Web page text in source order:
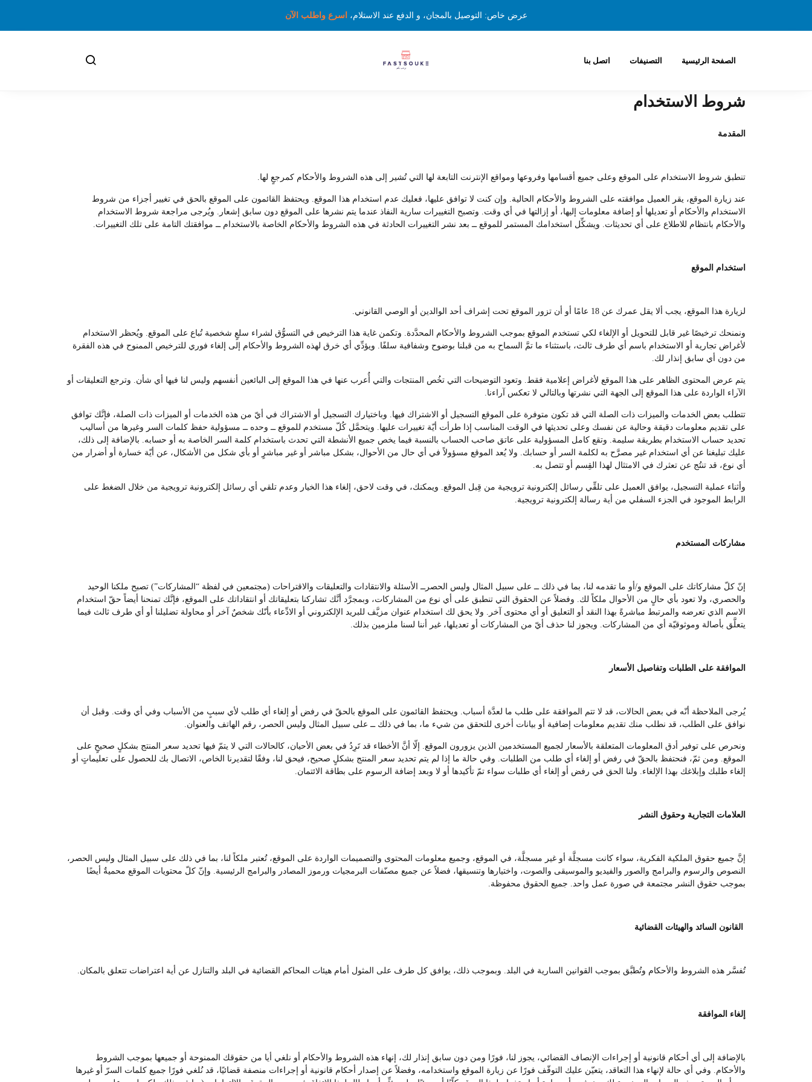
عرض خاص: التوصيل بالمجان، و الدفع عند الاستلام، اسرع واطلب الآن
الصفحة الرئيسية التصنيفات اتصل بنا
شروط الاستخدام
المقدمة
تنطبق شروط الاستخدام على الموقع وعلى جميع أقسامها وفروعها ومواقع الإنترنت التابعة لها التي تُشير إلى هذه الشروط والأحكام كمرجعٍ لها.
عند زيارة الموقع، يقر العميل موافقته على الشروط والأحكام الحالية. وإن كنت لا توافق عليها، فعليك عدم استخدام هذا الموقع. ويحتفظ القائمون على الموقع بالحق في تغيير أجزاء من شروط
الاستخدام والأحكام أو تعديلها أو إضافة معلومات إليها، أو إزالتها في أي وقت. وتصبح التغييرات سارية النفاذ عندما يتم نشرها على الموقع دون سابق إشعار. ويُرجى مراجعة شروط الاستخدام
والأحكام بانتظام للاطلاع على أي تحديثات. ويشكِّل استخدامك المستمر للموقع ــ بعد نشر التغييرات الحادثة في هذه الشروط والأحكام الخاصة بالاستخدام ــ موافقتك التامة على تلك التغييرات.
استخدام الموقع
لزيارة هذا الموقع، يجب ألا يقل عمرك عن 18 عامًا أو أن تزور الموقع تحت إشراف أحد الوالدين أو الوصي القانوني.
ونمنحك ترخيصًا غير قابل للتحويل أو الإلغاء لكي تستخدم الموقع بموجب الشروط والأحكام المحدَّدة. وتكمن غاية هذا الترخيص في التسوُّق لشراء سلعٍ شخصية تُباع على الموقع. ويُحظر الاستخدام
لأغراض تجارية أو الاستخدام باسم أي طرف ثالث، باستثناء ما تمَّ السماح به من قبلنا بوضوح وشفافية سلفًا. ويؤدِّي أي خرق لهذه الشروط والأحكام إلى إلغاء فوري للترخيص الممنوح في هذه الفقرة
من دون أي سابق إنذار لك.
يتم عرض المحتوى الظاهر على هذا الموقع لأغراض إعلامية فقط. وتعود التوضيحات التي تخُص المنتجات والتي أُعرب عنها في هذا الموقع إلى البائعين أنفسهم وليس لنا فيها أي شأن. وترجع التعليقات أو
الآراء الواردة على هذا الموقع إلى الجهة التي نشرتها وبالتالي لا تعكس آراءنا.
تتطلب بعض الخدمات والميزات ذات الصلة التي قد تكون متوفرة على الموقع التسجيل أو الاشتراك فيها. وباختيارك التسجيل أو الاشتراك في أيّ من هذه الخدمات أو الميزات ذات الصلة، فإنَّك توافق
على تقديم معلومات دقيقة وحالية عن نفسك وعلى تحديثها في الوقت المناسب إذا طرأت أيّة تغييرات عليها. ويتحمَّل كُلّ مستخدم للموقع ــ وحده ــ مسؤولية حفظ كلمات السر وغيرها من أساليب
تحديد حساب الاستخدام بطريقة سليمة. وتقع كامل المسؤولية على عاتق صاحب الحساب بالنسبة فيما يخص جميع الأنشطة التي تحدث باستخدام كلمة السر الخاصة به أو حسابه. بالإضافة إلى ذلك،
عليك تبليغنا عن أي استخدام غير مصرَّح به لكلمة السر أو حسابك. ولا يُعد الموقع مسؤولاً في أي حال من الأحوال، بشكل مباشر أو غير مباشرٍ أو بأي شكل من الأشكال، عن أيّة خسارة أو أضرار من
أي نوع، قد تنتُج عن تعثرك في الامتثال لهذا القِسم أو تتصل به.
وأثناء عملية التسجيل، يوافق العميل على تلقِّي رسائل إلكترونية ترويجية من قِبل الموقع. ويمكنك، في وقت لاحق، إلغاء هذا الخيار وعدم تلقي أي رسائل إلكترونية ترويجية من خلال الضغط على
الرابط الموجود في الجزء السفلي من أية رسالة إلكترونية ترويجية.
مشاركات المستخدم
إنّ كلّ مشاركاتك على الموقع و/أو ما تقدمه لنا، بما في ذلك ــ على سبيل المثال وليس الحصرــ الأسئلة والانتقادات والتعليقات والاقتراحات (مجتمعين في لفظة “المشاركات”) تصبح ملكنا الوحيد
والحصري، ولا تعود بأي حالٍ من الأحوال ملكاً لك. وفضلاً عن الحقوق التي تنطبق على أي نوع من المشاركات، وبمجرَّد أنَّك تشاركنا بتعليقاتك أو انتقاداتك على الموقع، فإنَّك تمنحنا أيضاً حقّ استخدام
الاسم الذي تعرضه والمرتبط مباشرةً بهذا النقد أو التعليق أو أي محتوى آخر. ولا يحق لك استخدام عنوان مزيَّف للبريد الإلكتروني أو الادِّعاء بأنّك شخصٌ آخر أو محاولة تضليلنا أو أي طرف ثالث فيما
يتعلَّق بأصالة وموثوقيّة أي من المشاركات. ويجوز لنا حذف أيّ من المشاركات أو تعديلها، غير أننا لسنا ملزمين بذلك.
الموافقة على الطلبات وتفاصيل الأسعار
يُرجى الملاحظة أنّه في بعض الحالات، قد لا تتم الموافقة على طلب ما لعدَّة أسباب. ويحتفظ القائمون على الموقع بالحقّ في رفض أو إلغاء أي طلب لأي سببٍ من الأسباب وفي أي وقت. وقبل أن
نوافق على الطلب، قد نطلب منك تقديم معلومات إضافية أو بيانات أخرى للتحقق من شيء ما، بما في ذلك ــ على سبيل المثال وليس الحصر، رقم الهاتف والعنوان.
ونحرص على توفير أدق المعلومات المتعلقة بالأسعار لجميع المستخدمين الذين يزورون الموقع. إلّا أنَّ الأخطاء قد تَرِدُ في بعض الأحيان، كالحالات التي لا يتمّ فيها تحديد سعر المنتج بشكلٍ صحيحٍ على
الموقع. ومن ثمّ، فنحتفظ بالحقّ في رفض أو إلغاء أي طلب من الطلبات. وفي حالة ما إذا لم يتم تحديد سعر المنتج بشكلٍ صحيح، فيحق لنا، وفقًا لتقديرنا الخاص، الاتصال بك للحصول على تعليماتٍ أو
إلغاء طلبك وإبلاغك بهذا الإلغاء. ولنا الحق في رفض أو إلغاء أي طلبات سواء تمّ تأكيدها أو لا وبعد إضافة الرسوم على بطاقة الائتمان.
العلامات التجارية وحقوق النشر
إنَّ جميع حقوق الملكية الفكرية، سواء كانت مسجلَّة أو غير مسجلَّة، في الموقع، وجميع معلومات المحتوى والتصميمات الواردة على الموقع، تُعتبر ملكاً لنا، بما في ذلك على سبيل المثال وليس الحصر،
النصوص والرسوم والبرامج والصور والفيديو والموسيقى والصوت، واختيارها وتنسيقها، فضلاً عن جميع مصنّفات البرمجيات ورموز المصادر والبرامج الرئيسية. وإنّ كلّ محتويات الموقع محميةٌ أيضًا
بموجب حقوق النشر مجتمعة في صورة عمل واحد. جميع الحقوق محفوظة.
القانون السائد والهيئات القضائية
تُفسَّر هذه الشروط والأحكام وتُطبَّق بموجب القوانين السارية في البلد. وبموجب ذلك، يوافق كل طرف على المثول أمام هيئات المحاكم القضائية في البلد والتنازل عن أية اعتراضات تتعلق بالمكان.
إلغاء الموافقة
بالإضافة إلى أي أحكام قانونية أو إجراءات الإنصاف القضائي، يجوز لنا، فورًا ومن دون سابق إنذار لك، إنهاء هذه الشروط والأحكام أو نلغي أيا من حقوقك الممنوحة أو جميعها بموجب الشروط
والأحكام. وفي أي حالة لإنهاء هذا التعاقد، يتعيّن عليك التوقّف فورًا عن زيارة الموقع واستخدامه، وفضلاً عن إصدار أحكام قانونية أو إجراءات منصفة قضائيًا، قد نُلغي فورًا جميع كلمات السرّ أو غيرها